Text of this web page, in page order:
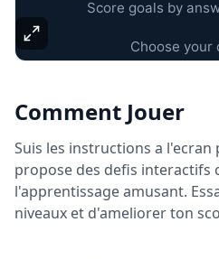
Comment Jouer
Suis les instructions a l'ecran
propose des defis interactifs
l'apprentissage amusant.
niveaux et d'ameliorer ton